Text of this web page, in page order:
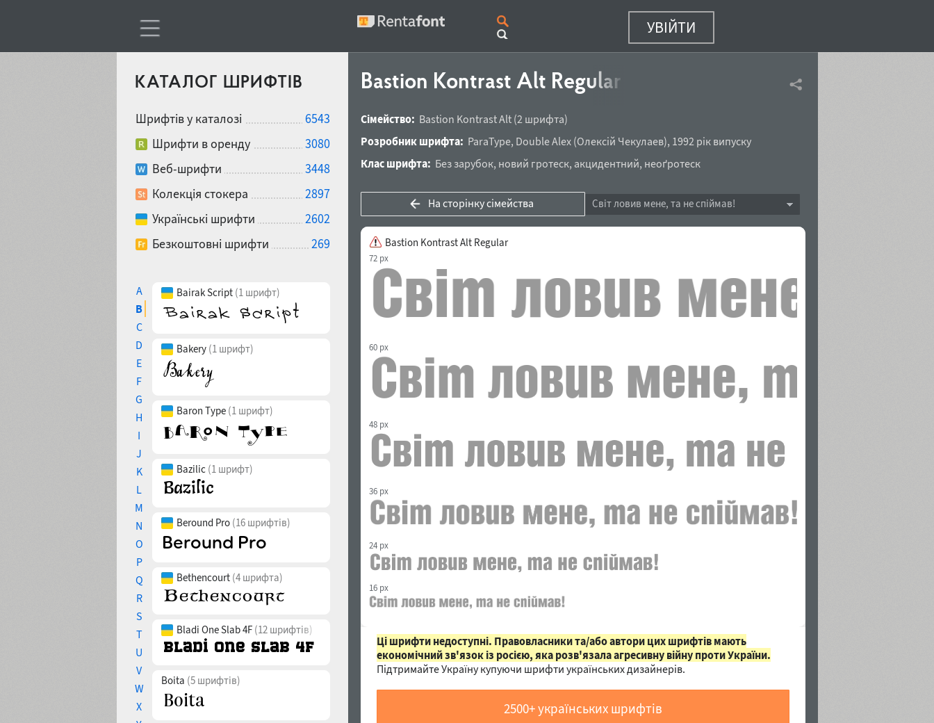
УВІЙТИ
КАТАЛОГ ШРИФТІВ
Шрифтів у каталозі
6543
Шрифти в оренду
3080
Веб-шрифти
3448
Колекція стокера
2897
Українські шрифти
2602
Безкоштовні шрифти
269
A
B
C
D
E
F
G
H
I
J
K
L
M
N
O
P
Q
R
S
T
U
V
W
X
Bairak Script (1 шрифт)
Bakery (1 шрифт)
Baron Type (1 шрифт)
Bazilic (1 шрифт)
Beround Pro (16 шрифтів)
Bethencourt (4 шрифта)
Bladi One Slab 4F (12 шрифтів)
Boita (5 шрифтів)
Bastion Kontrast Alt Regular
Сімейство: Bastion Kontrast Alt (2 шрифта)
Розробник шрифта: ParaType, Double Alex(Олексій Чекулаев), 1992 рік випуску
Клас шрифта: Без зарубок, новий гротеск, акцидентний, неоґротеск
На сторінку сімейства Світ ловив мене, та не спіймав!
Bastion Kontrast Alt Regular
72 px
60 px
48 px
36 px
24 px
16 px
Ці шрифти недоступні. Правовласники та/або автори цих шрифтів мають
економічний зв'язок із росією, яка розв'язала агресивну війну проти України.
Підтримайте Україну купуючи шрифти українських дизайнерів.
2500+ українських шрифтів